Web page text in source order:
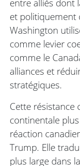
entre alliés dont
et politiquement
Washington
comme levier
comme le
alliances et
stratégiques.
Cette résistance
continentale
réaction
Trump. Elle
plus large dans